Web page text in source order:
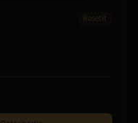
Rosetit